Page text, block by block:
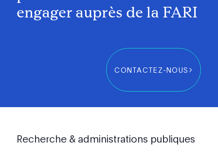
engager auprès de la FARI
CONTACTEZ-NOUS
Recherche & administrations publiques